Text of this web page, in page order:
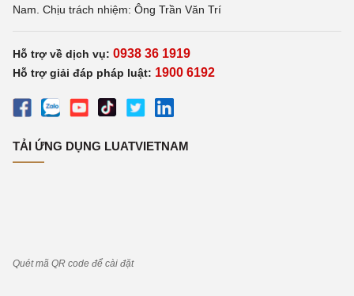
Nam. Chịu trách nhiệm: Ông Trần Văn Trí
Hỗ trợ về dịch vụ: 0938 36 1919
Hỗ trợ giải đáp pháp luật: 1900 6192
TẢI ỨNG DỤNG LUATVIETNAM
Quét mã QR code để cài đặt